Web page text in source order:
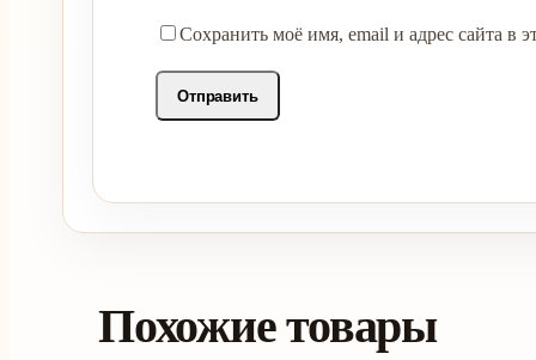
Сохранить моё имя, email и адрес сайта в
Похожие товары